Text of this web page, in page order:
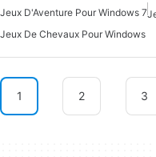
Jeux D'Aventure Pour Windows 7
Jeux De Chevaux Pour Windows
1 2 3